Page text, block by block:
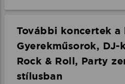
További koncertek a
Gyerekműsorok, DJ-
Rock & Roll, Party
stílusban